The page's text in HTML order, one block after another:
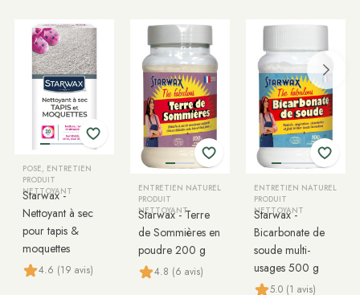
POSE, ENTRETIEN
PRODUIT
NETTOYANT
Starwax -
Nettoyant à sec
pour tapis &
moquettes
4.6 (19 avis)
ENTRETIEN NATUREL
PRODUIT
NETTOYANT
Starwax - Terre
de Sommières en
poudre 200 g
4.8 (6 avis)
ENTRETIEN NATUREL
PRODUIT
NETTOYANT
Starwax -
Bicarbonate de
soude multi-
usages 500 g
5.0 (1 avis)